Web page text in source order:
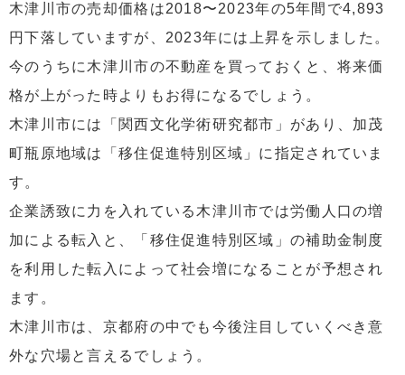
木津川市の売却価格は2018〜2023年の5年間で4,893
円下落していますが、2023年には上昇を示しました。
今のうちに木津川市の不動産を買っておくと、将来価
格が上がった時よりもお得になるでしょう。
木津川市には「関西文化学術研究都市」があり、加茂
町瓶原地域は「移住促進特別区域」に指定されていま
す。
企業誘致に力を入れている木津川市では労働人口の増
加による転入と、「移住促進特別区域」の補助金制度
を利用した転入によって社会増になることが予想され
ます。
木津川市は、京都府の中でも今後注目していくべき意
外な穴場と言えるでしょう。